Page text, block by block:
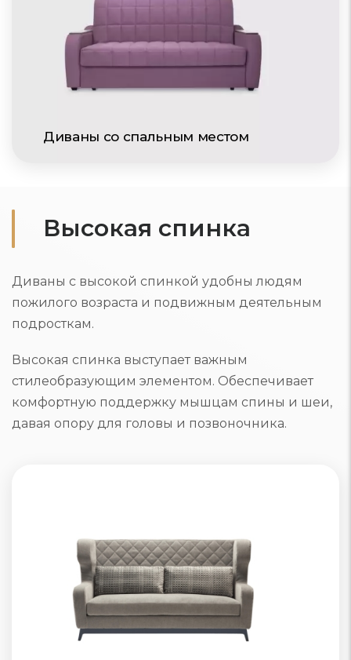
Диваны со спальным местом
Высокая спинка
Диваны с высокой спинкой удобны людям
пожилого возраста и подвижным деятельным
подросткам.
Высокая спинка выступает важным
стилеобразующим элементом. Обеспечивает
комфортную поддержку мышцам спины и шеи,
давая опору для головы и позвоночника.